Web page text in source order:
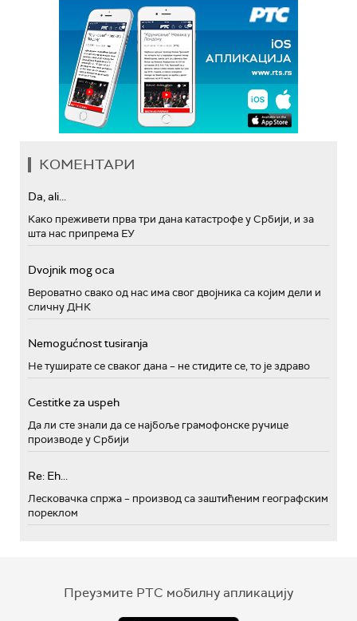
КОМЕНТАРИ
Da, ali...
Како преживети прва три дана катастрофе у Србији, и за
шта нас припрема ЕУ
Dvojnik mog oca
Вероватно свако од нас има свог двојника са којим дели и
сличну ДНК
Nemogućnost tusiranja
Не туширате се сваког дана – не стидите се, то је здраво
Cestitke za uspeh
Да ли сте знали да се најбоље грамофонске ручице
производе у Србији
Re: Eh...
Лесковачка спржа – производ са заштићеним географским
пореклом
Преузмите РТС мобилну апликацију